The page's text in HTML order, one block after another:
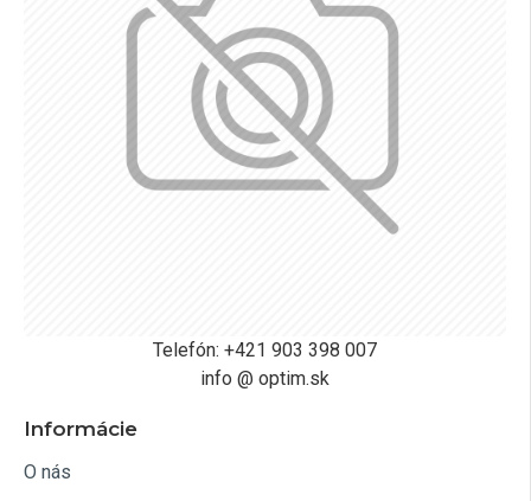
Telefón: +421 903 398 007
info @ optim.sk
Informácie
O nás